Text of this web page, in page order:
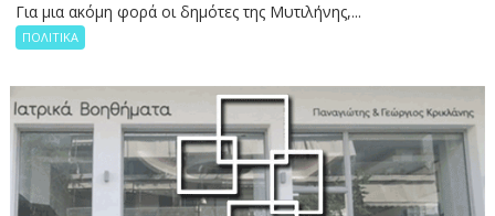
Για μια ακόμη φορά οι δημότες της Μυτιλήνης,...
ΠΟΛΙΤΙΚΑ